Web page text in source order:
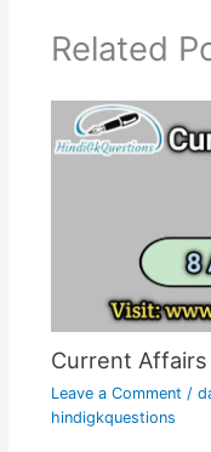
Related
Current
Leave a Comment /
hindigkquestions